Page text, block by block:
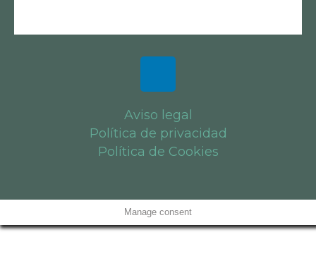
Aviso legal
Política de privacidad
Política de Cookies
Manage consent